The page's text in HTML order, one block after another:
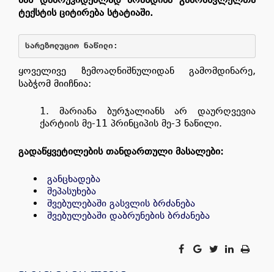
ტექსტის ციტირება სტატიაში.
სარეზოლუციო ნაწილი:
ყოველივე ზემოაღნიშნულიდან გამომდინარე,
საბჭომ მიიჩნია:
მარიანა ბურჯალიანს არ დაურღვევია
ქარტიის მე-11 პრინციპის მე-3 ნაწილი.
გადაწყვეტილების თანდართული მასალები:
განცხადება
შეპასუხება
შვებულებაში გასვლის ბრძანება
შვებულებაში დაბრუნების ბრძანება